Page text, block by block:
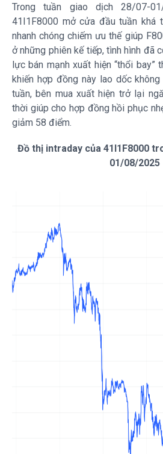
Trong tuần giao dịch 28/07-
41I1F8000 mở cửa đầu tuần khá
nhanh chóng chiếm ưu thế giúp
ở những phiên kế tiếp, tình hình đã
lực bán mạnh xuất hiện “thổi bay”
khiến hợp đồng này lao dốc
tuần, bên mua xuất hiện trở lại
thời giúp cho hợp đồng hồi phục
giảm 58 điểm.
Đồ thị intraday của 41I1F8000
01/08/2025